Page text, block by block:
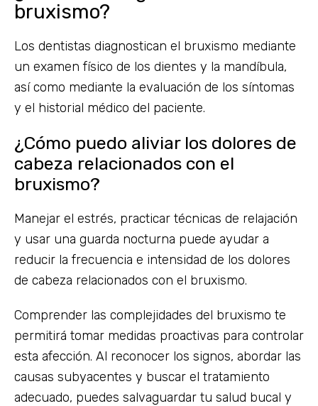
bruxismo?
Los dentistas diagnostican el bruxismo mediante
un examen físico de los dientes y la mandíbula,
así como mediante la evaluación de los síntomas
y el historial médico del paciente.
¿Cómo puedo aliviar los dolores de
cabeza relacionados con el
bruxismo?
Manejar el estrés, practicar técnicas de relajación
y usar una guarda nocturna puede ayudar a
reducir la frecuencia e intensidad de los dolores
de cabeza relacionados con el bruxismo.
Comprender las complejidades del bruxismo te
permitirá tomar medidas proactivas para controlar
esta afección. Al reconocer los signos, abordar las
causas subyacentes y buscar el tratamiento
adecuado, puedes salvaguardar tu salud bucal y